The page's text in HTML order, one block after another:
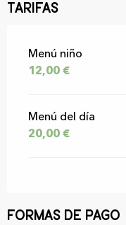
Tarifas
Tarifas 2026
Menú niño
12,00 €
Menú del día
20,00 €
Formas de pago